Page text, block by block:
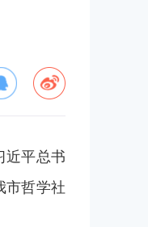
近平总书
市哲学社